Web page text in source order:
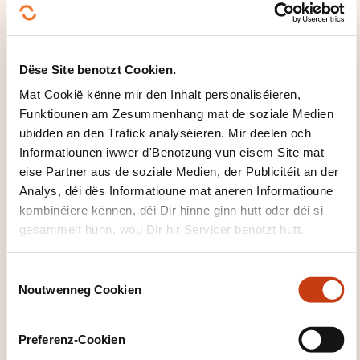
Dëse Site benotzt Cookien.
Mat Cookië kënne mir den Inhalt personaliséieren,
Funktiounen am Zesummenhang mat de soziale Medien
ubidden an den Trafick analyséieren. Mir deelen och
Informatiounen iwwer d'Benotzung vun eisem Site mat
eise Partner aus de soziale Medien, der Publicitéit an der
Analys, déi dës Informatioune mat aneren Informatioune
kombinéiere kënnen, déi Dir hinne ginn hutt oder déi si
gesammelt hunn, wou Dir hir Servicer benotzt hutt.
Noutwenneg Cookien
Preferenz-Cookien
Klickt hei fir op
d'Säit vun de
Famille vu
Formatiounsdomain
er zeréckzegoen
d'Domainer ze